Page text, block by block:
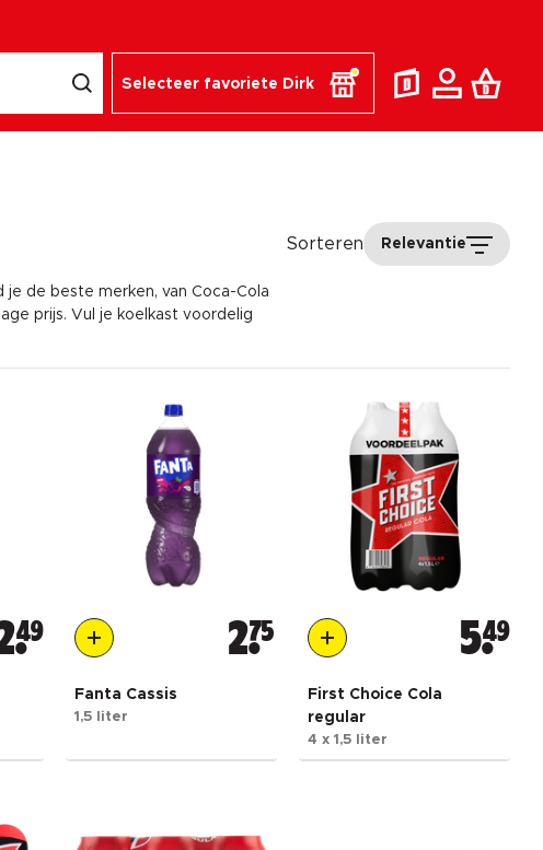
Selecteer favoriete Dirk
Sorteren Relevantie
je de beste merken, van Coca-Cola
prijs. Vul je koelkast voordelig
49 275
Fanta Cassis
1,5 liter
549
First Choice Cola
regular
4 x 1,5 liter